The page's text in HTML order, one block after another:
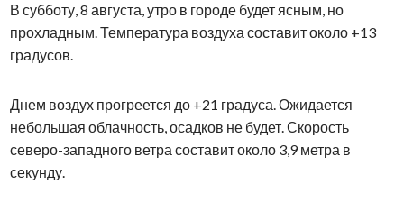
В субботу, 8 августа, утро в городе будет ясным, но
прохладным. Температура воздуха составит около +13
градусов.
Днем воздух прогреется до +21 градуса. Ожидается
небольшая облачность, осадков не будет. Скорость
северо-западного ветра составит около 3,9 метра в
секунду.